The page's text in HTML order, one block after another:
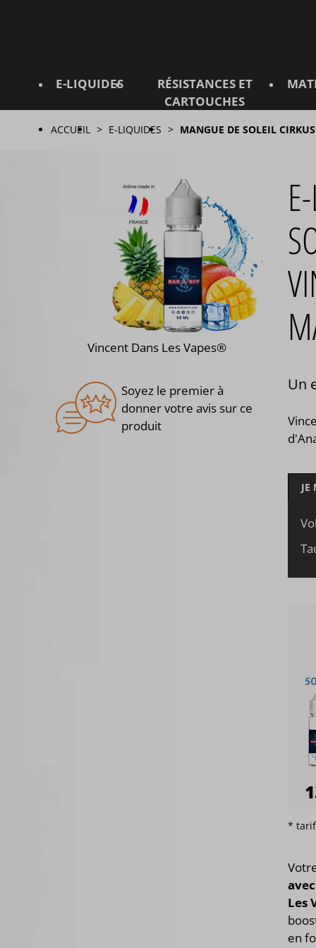
E-LIQUIDES
RÉSISTANCES ET
CARTOUCHES
ACCUEIL E-LIQUIDES MANGUE DE SOLEIL
Un
JE
*
Les
en
Vincent Dans Les Vapes®
Soyez le premier à
donner votre avis sur ce
produit